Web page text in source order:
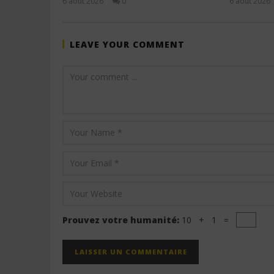
LEAVE YOUR COMMENT
Prouvez votre humanité: 10 + 1 =